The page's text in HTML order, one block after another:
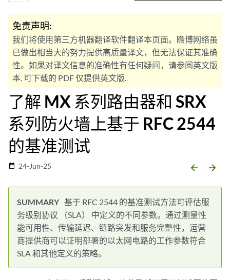
免责声明:
我们将使用第三方机器翻译软件翻译本页面。瞻博网络虽
已做出相当大的努力提供高质量译文，但无法保证其准确
性。如果对译文信息的准确性有任何疑问，请参阅英文版
本. 可下载的 PDF 仅提供英文版.
了解 MX 系列路由器和 SRX
系列防火墙上基于 RFC 2544
的基准测试
date_range 24-Jun-25 arrow_backward arrow_forward
基于 RFC 2544 的基准测试方法可评估服
务级别协议 （SLA） 中定义的不同参数。通过测量性
能可用性、传输延迟、链路突发和服务完整性，运营
商提供商可以证明部署的以太网电路的工作参数符合
SLA 和其他定义的策略。